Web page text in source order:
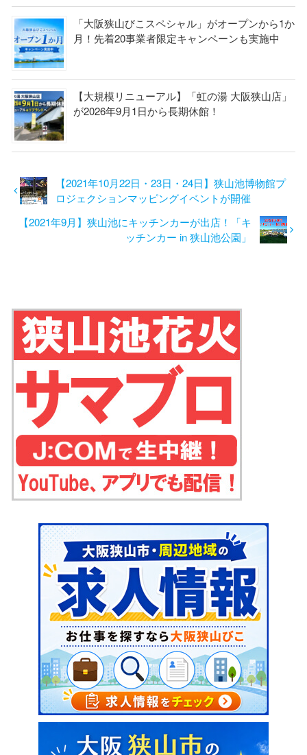
「大阪狭山びこスペシャル」がオープンから1か
月！先着20事業者限定キャンペーンも実施中
【大規模リニューアル】「虹の湯 大阪狭山店」
が2026年9月1日から長期休館！
【2021年10月22日・23日・24日】狭山池博物館プ
ロジェクションマッピングイベントが開催
【2021年9月】狭山池にキッチンカーが出店！「キ
ッチンカー in 狭山池公園」